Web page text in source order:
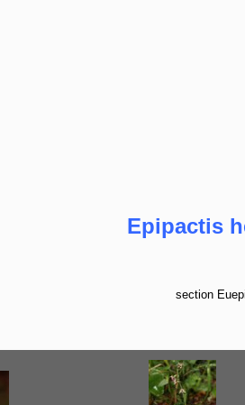
Epipactis
section